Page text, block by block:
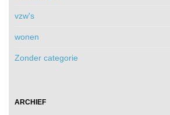
vzw's
wonen
Zonder categorie
ARCHIEF